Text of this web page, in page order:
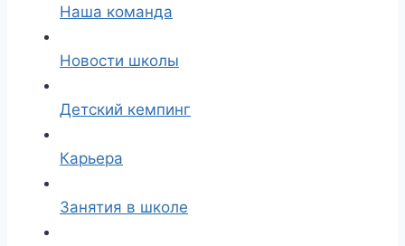
Наша команда
Новости школы
Детский кемпинг
Карьера
Занятия в школе